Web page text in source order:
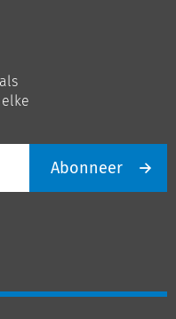
Abonneer